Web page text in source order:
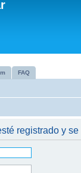
FAQ
registrado y